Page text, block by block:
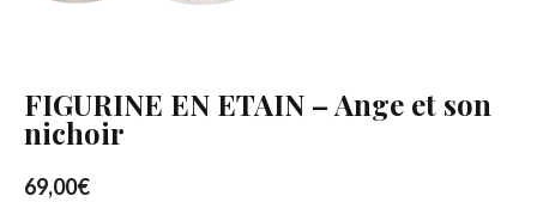
FIGURINE EN ETAIN – Ange et son
nichoir
69,00€